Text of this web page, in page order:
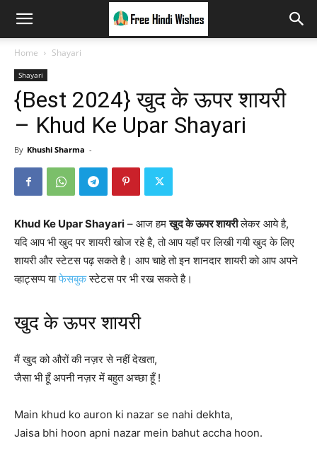
Home Shayari
Shayari
{Best 2024} खुद के ऊपर शायरी
– Khud Ke Upar Shayari
By Khushi Sharma -
Khud Ke Upar Shayari – आज हमखुद के ऊपर शायरीलेकर आये है,
यदि आप भी खुद पर शायरी खोज रहे है, तो आप यहाँ पर लिखी गयी खुद के लिए
शायरी और स्टेटस पढ़ सकते है। आप चाहे तो इन शानदार शायरी को आप अपने
व्हाट्सप्प याफेसबुकस्टेटस पर भी रख सकते है।
खुद के ऊपर शायरी
मैं खुद को औरों की नज़र से नहीं देखता,
जैसा भी हूँ अपनी नज़र में बहुत अच्छा हूँ !
Main khud ko auron ki nazar se nahi dekhta,
Jaisa bhi hoon apni nazar mein bahut accha hoon.